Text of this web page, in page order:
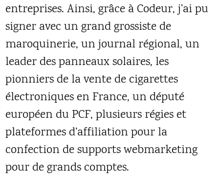
entreprises. Ainsi, grâce à Codeur, j’ai pu
signer avec un grand grossiste de
maroquinerie, un journal régional, un
leader des panneaux solaires, les
pionniers de la vente de cigarettes
électroniques en France, un député
européen du PCF, plusieurs régies et
plateformes d’affiliation pour la
confection de supports webmarketing
pour de grands comptes.